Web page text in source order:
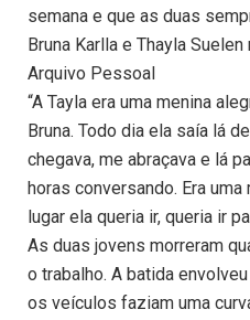
semana e que as duas
Bruna Karlla e Thayla
Arquivo Pessoal
“A Tayla era uma menina
Bruna. Todo dia ela saía lá
chegava, me abraçava e lá
horas conversando. Era
lugar ela queria ir, queria ir
As duas jovens morreram
o trabalho. A batida
os veículos faziam uma